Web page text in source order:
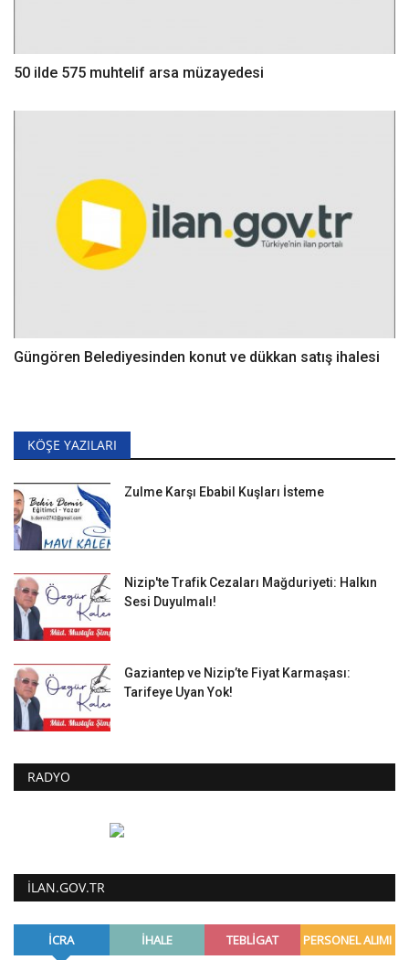
50 ilde 575 muhtelif arsa müzayedesi
Güngören Belediyesinden konut ve dükkan satış ihalesi
KÖŞE YAZILARI
Zulme Karşı Ebabil Kuşları İsteme
Nizip'te Trafik Cezaları Mağduriyeti: Halkın
Sesi Duyulmalı!
Gaziantep ve Nizip’te Fiyat Karmaşası:
Tarifeye Uyan Yok!
RADYO
ILAN.GOV.TR